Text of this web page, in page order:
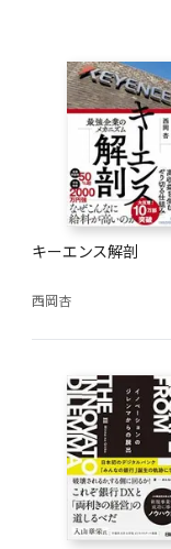
キーエンス解剖
西岡杏